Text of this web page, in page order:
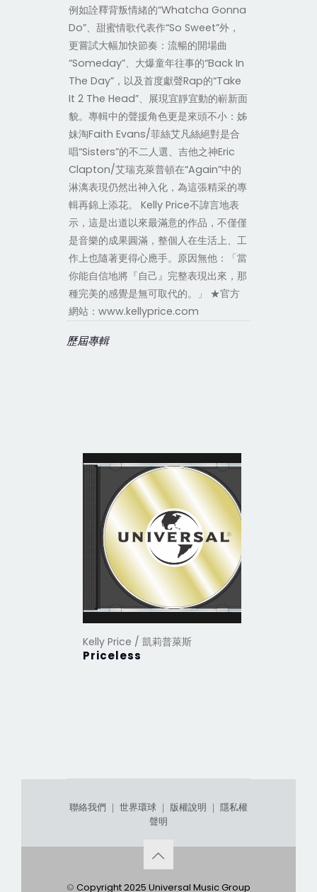
例如詮釋背叛情緒的“Whatcha Gonna
Do”、甜蜜情歌代表作“So Sweet”外，
更嘗試大幅加快節奏：流暢的開場曲
“Someday”、大爆童年往事的“Back In
The Day”，以及首度獻聲Rap的“Take
It 2 The Head”、展現宜靜宜動的嶄新面
貌。專輯中的聲援角色更是來頭不小：姊
妹淘Faith Evans/菲絲艾凡絲絕對是合
唱“Sisters”的不二人選、吉他之神Eric
Clapton/艾瑞克萊普頓在“Again”中的
淋漓表現仍然出神入化，為這張精采的專
輯再錦上添花。 Kelly Price不諱言地表
示，這是出道以來最滿意的作品，不僅僅
是音樂的成果圓滿，整個人在生活上、工
作上也隨著更得心應手。原因無他：「當
你能自信地將『自己』完整表現出來，那
種完美的感覺是無可取代的。」 ★官方
網站：www.kellyprice.com
歷屆專輯
Kelly Price / 凱莉普萊斯
Priceless
聯絡我們 ｜ 世界環球 ｜ 版權說明 ｜ 隱私權
聲明
© Copyright 2025 Universal Music Group